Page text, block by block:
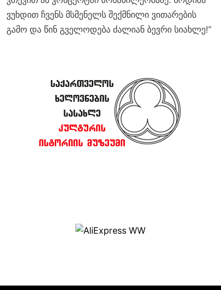
ვუხდით ჩვენს მსმენელს შექმნილი ვითარების
გამო და წინ გველოდება ძალიან ბევრი სიახლე!”